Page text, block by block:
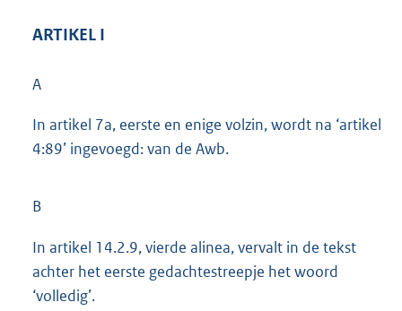
ARTIKEL I
A
In artikel 7a, eerste en enige volzin, wordt na ‘artikel
4:89’ ingevoegd: van de Awb.
B
In artikel 14.2.9, vierde alinea, vervalt in de tekst
achter het eerste gedachtestreepje het woord
‘volledig’.